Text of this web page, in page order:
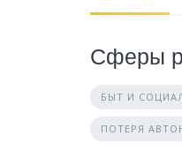
Сферы
БЫТ И
ПОТЕРЯ